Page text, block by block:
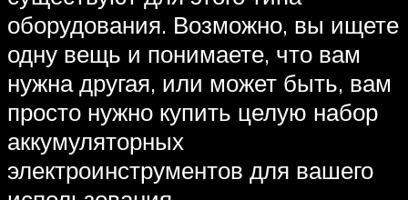
оборудования. Возможно, вы ищете
одну вещь и понимаете, что вам
нужна другая, или может быть, вам
просто нужно купить целую набор
аккумуляторных
электроинструментов для вашего